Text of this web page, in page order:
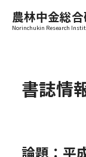
農林中金総
Norinchukin Research
書誌情
論題：平